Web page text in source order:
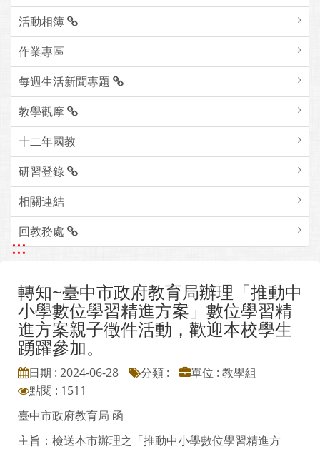
活動相簿
作業專區
每週生活新聞專題
教學觀摩
十二年國教
研習登錄
相關連結
回教務處
:::
轉知~臺中市政府教育局辦理「推動中
小學數位學習精進方案」數位學習精
進方案親子徵件活動，歡迎本校學生
踴躍參加。
日期 : 2024-06-28 分類 :
單位 : 教學組
點閱 : 1511
臺中市政府教育局 函
主旨：檢送本市辦理之「推動中小學數位學習精進方